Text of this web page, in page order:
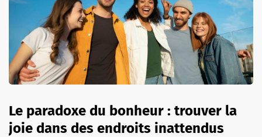
Le paradoxe du bonheur : trouver la
joie dans des endroits inattendus